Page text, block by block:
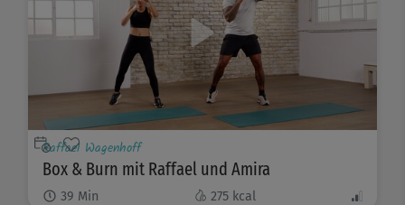
Raffael Wagenhoff
Box & Burn mit Raffael und Amira
39 Min 275 kcal